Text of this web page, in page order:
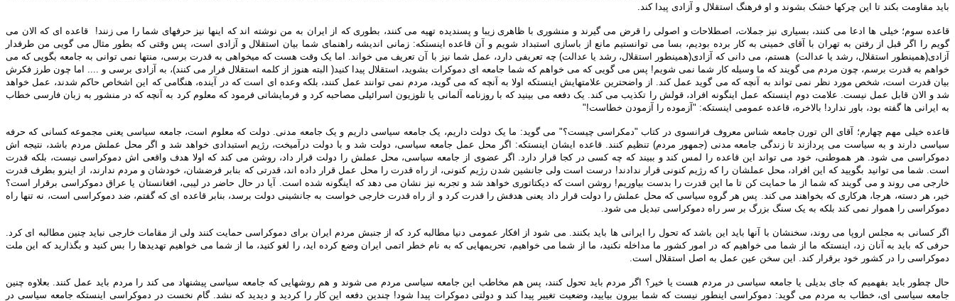
باید مقاومت بکند تا این چرکها خشک بشوند و او فرهنگ استقلال و آزادی پیدا کند.
قاعده سوم؛ خیلی ها ادعا می کنند، بسیاری نیز جملات، اصطلاحات و اصولی را قرض می گیرند و منشوری با ظاهری زیبا و پسندیده تهیه می کنند، بطوری که از ایران به من نوشته اند که اینها نیز حرفهای شما را می زنند! قاعده ای که الان می
گویم را اگر قبل از رفتن به تهران با آقای خمینی به کار برده بودیم، بسا می توانستیم مانع از باسازی استبداد شویم و آن قاعده اینستکه: زمانی اندیشه راهنمای شما بیان استقلال و آزادی است، پس وقتی که بطور مثال می گویی من طرفدار
آزادی(همینطور استقلال، رشد یا عدالت) هستم، می دانی که آزادی(همینطور استقلال، رشد یا عدالت) چه تعریفی دارد، عمل شما نیز با آن تعریف می خواند. اما یک وقت هست که میخواهی به قدرت برسی، منتها نمی توانی به جامعه بگویی که می
خواهم به قدرت برسم، چون مردم می گویند که ما وسیله کار شما نمی شویم! پس می گویی که می خواهم که شما جامعه ای دموکرات بشوید، استقلال پیدا کنید( البته هنوز از کلمه استقلال فرار می کنند)، به آزادی برسی و .... اما چون طرز فکرش
بیان قدرت است، شخص مورد نظر نمی تواند به آنچه که می گوید عمل کند. از واضحترین علامتهایش اینستکه اولا به آنچه که می گوید، مردم نمی توانند عمل کنند، بلکه وعده ای است که در آینده، هنگامی که این اشخاص حاکم شدند، عمل خواهد
شد و الان قابل عمل نیست. علامت دوم اینستکه عمل اینگونه افراد، قولش را تکذیب می کند. یک دفعه می بینید که با روزنامه آلمانی یا تلوزیون اسرائیلی مصاحبه کرد و فرمایشاتی فرمود که معلوم کرد به آنچه که در منشور به زبان فارسی خطاب
به ایرانی ها گفته بود، باور ندارد! بالاخره، قاعده عمومی اینستکه: "آزموده را آزمودن خطاست!"
قاعده خیلی مهم چهارم؛ آقای الن تورن جامعه شناس معروف فرانسوی در کتاب "دمکراسی چیست؟" می گوید: ما یک دولت داریم، یک جامعه سیاسی داریم و یک جامعه مدنی. دولت که معلوم است، جامعه سیاسی یعنی مجموعه کسانی که حرفه
سیاسی دارند و به سیاست می پردازند تا زندگی جامعه مدنی (جمهور مردم) تنظیم کنند. قاعده ایشان اینستکه: اگر محل عمل جامعه سیاسی، دولت شد و با دولت درآمیخت، رژیم استبدادی خواهد شد و اگر محل عملش مردم باشد، نتیجه اش
دموکراسی می شود. هر هموطنی، خود می تواند این قاعده را لمس کند و ببیند که چه کسی در کجا قرار دارد. اگر عضوی از جامعه سیاسی، محل عملش را دولت قرار داد، روشن می کند که اولا هدف واقعی اش دموکراسی نیست، بلکه قدرت
است. شما می توانید بگویید که این افراد، محل عملشان را که رژیم کنونی قرار ندادند! درست است ولی جانشین شدن رژیم کنونی، از راه قدرت را محل عمل قرار داده اند، قدرتی که بنابر فرضشان، خودشان و مردم ندارند، از اینرو بطرف قدرت
خارجی می روند و می گویند که شما از ما حمایت کن تا ما این قدرت را بدست بیاوریم! روشن است که دیکتاتوری خواهد شد و تجربه نیز نشان می دهد که اینگونه شده است. آیا در حال حاضر در لیبی، افغانستان یا عراق دموکراسی برقرار است؟
خیر، هر دسته، هرجا، هرکاری که بخواهند می کند. پس هر گروه سیاسی که محل عملش را دولت قرار داد یعنی هدفش را قدرت کرد و از راه قدرت خارجی خواست به جانشینی دولت برسد، بنابر قاعده ای که گفتم، ضد دموکراسی است، نه تنها راه
دموکراسی را هموار نمی کند بلکه به یک سنگ بزرگ بر سر راه دموکراسی تبدیل می شود.
اگر کسانی به مجلس اروپا می روند، سخنشان با آنها باید این باشد که تحول را ایرانی ها باید بکنند. می شود از افکار عمومی دنیا مطالبه کرد که از جنبش مردم ایران برای دموکراسی حمایت کنند ولی از مقامات خارجی نباید چنین مطالبه ای کرد.
حرفی که باید به آنان زد، اینستکه ما از شما می خواهیم که در امور کشور ما مداخله نکنید، ما از شما می خواهیم، تحریمهایی که به نام خطر اتمی ایران وضع کرده اید، را لغو کنید، ما از شما می خواهیم تهدیدها را بس کنید و بگذارید که این ملت
دموکراسی را در کشور خود برقرار کند. این سخن عین عمل به اصل استقلال است.
حال چطور باید بفهمیم که جای بدیلی یا جامعه سیاسی در مردم هست یا خیر؟ اگر مردم باید تحول کنند، پس هم مخاطب این جامعه سیاسی مردم می شوند و هم روشهایی که جامعه سیاسی پیشنهاد می کند را مردم باید عمل کنند. بعلاوه چنین
جامعه سیاسی ای، خطاب به مردم می گوید: دموکراسی اینطور نیست که شما بیرون بیایید، وضعیت تغییر پیدا کند و دولتی دموکرات پیدا شود! چندین دفعه این کار را کردید و دیدید که نشد. گام نخست در دموکراسی اینستکه جامعه سیاسی در